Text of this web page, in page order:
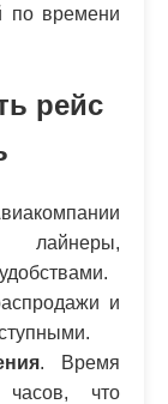
по времени
рейс
лайнеры,
и
. Время
что